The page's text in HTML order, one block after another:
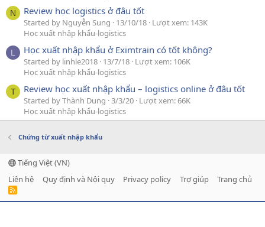
N Review học logistics ở đâu tốt
Started by Nguyễn Sung 13/10/18 Lượt xem: 143K
Học xuất nhập khẩu-logistics
L Học xuất nhập khẩu ở Eximtrain có tốt không?
Started by linhle2018 13/7/18 Lượt xem: 106K
Học xuất nhập khẩu-logistics
T Review học xuất nhập khẩu – logistics online ở đâu tốt
Started by Thành Dung 3/3/20 Lượt xem: 66K
Học xuất nhập khẩu-logistics
Chứng từ xuất nhập khẩu
Tiếng Việt (VN)
Liên hệ
Quy định và Nội quy Privacy policy Trợ giúp Trang chủ
R